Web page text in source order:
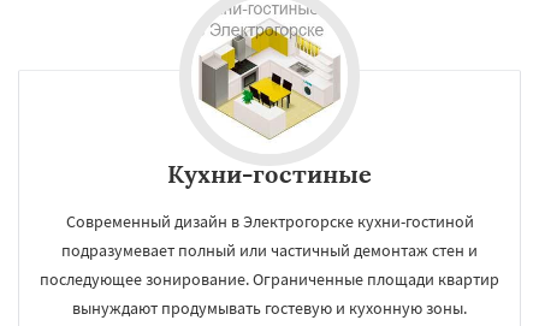
Кухни-гостиные
Современный дизайн в Электрогорске кухни-гостиной
подразумевает полный или частичный демонтаж стен и
последующее зонирование. Ограниченные площади квартир
вынуждают продумывать гостевую и кухонную зоны.